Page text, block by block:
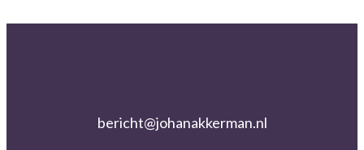
bericht@johanakkerman.nl